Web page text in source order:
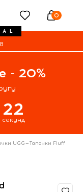
0
- 20%
22
секунд
UGG—Тапочки Fluff